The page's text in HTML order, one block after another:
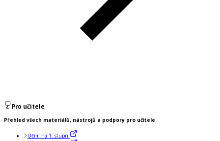
Pro učitele
Přehled všech materiálů, nástrojů a podpory pro učitele
Učím na 1. stupni